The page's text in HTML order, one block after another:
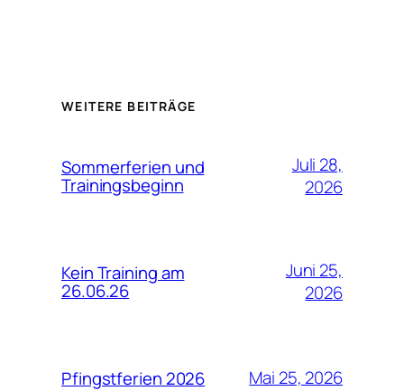
WEITERE BEITRÄGE
Sommerferien und
Trainingsbeginn
Juli 28,
2026
Kein Training am
26.06.26
Juni 25,
2026
Pfingstferien 2026 Mai 25, 2026